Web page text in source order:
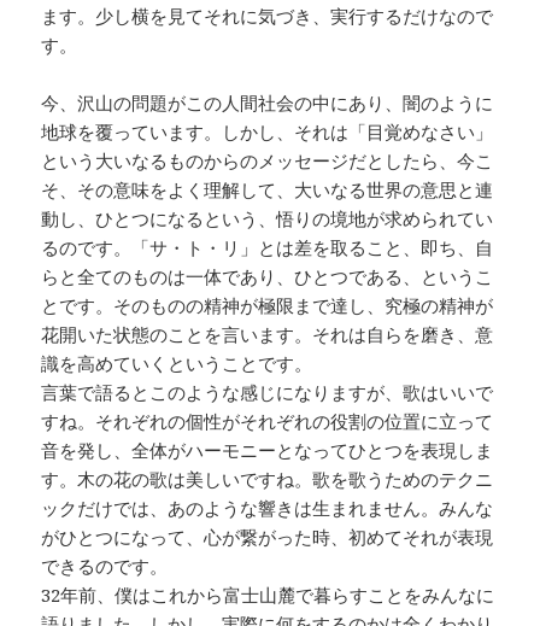
ます。少し横を見てそれに気づき、実行するだけなので
す。
今、沢山の問題がこの人間社会の中にあり、闇のように
地球を覆っています。しかし、それは「目覚めなさい」
という大いなるものからのメッセージだとしたら、今こ
そ、その意味をよく理解して、大いなる世界の意思と連
動し、ひとつになるという、悟りの境地が求められてい
るのです。「サ・ト・リ」とは差を取ること、即ち、自
らと全てのものは一体であり、ひとつである、というこ
とです。そのものの精神が極限まで達し、究極の精神が
花開いた状態のことを言います。それは自らを磨き、意
識を高めていくということです。
言葉で語るとこのような感じになりますが、歌はいいで
すね。それぞれの個性がそれぞれの役割の位置に立って
音を発し、全体がハーモニーとなってひとつを表現しま
す。木の花の歌は美しいですね。歌を歌うためのテクニ
ックだけでは、あのような響きは生まれません。みんな
がひとつになって、心が繋がった時、初めてそれが表現
できるのです。
32年前、僕はこれから富士山麓で暮らすことをみんなに